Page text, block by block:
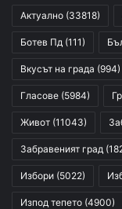
Актуално (33818)
Ботев Пд (111)
Вкусът на града (994)
Гласове (5984)
Живот (11043)
Забравеният град
Избори (5022)
Изпод тепето (4900)